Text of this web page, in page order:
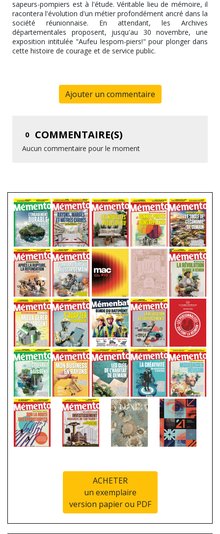
sapeurs-pompiers est à l'étude. Véritable lieu de mémoire, il
racontera l'évolution d'un métier profondément ancré dans la
société réunionnaise. En attendant, les Archives
départementales proposent, jusqu'au 30 novembre, une
exposition intitulée "Aufeu lespom-piers!" pour plonger dans
cette histoire de courage et de service public.
Ajouter un commentaire
0 COMMENTAIRE(S)
Aucun commentaire pour le moment
ACHETER
un exemplaire
version papier ou PDF